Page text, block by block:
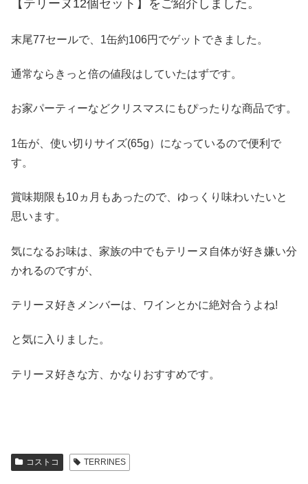
【テリーヌ12個セット】をご紹介しました。
末尾77セールで、1缶約106円でゲットできました。
通常ならきっと倍の値段はしていたはずです。
お家パーティーなどクリスマスにもぴったりな商品です。
1缶が、使い切りサイズ(65g）になっているので便利で
す。
賞味期限も10ヵ月もあったので、ゆっくり味わいたいと
思います。
気になるお味は、家族の中でもテリーヌ自体が好き嫌い分
かれるのですが、
テリーヌ好きメンバーは、ワインとかに絶対合うよね!
と気に入りました。
テリーヌ好きな方、かなりおすすめです。
コストコ TERRINES